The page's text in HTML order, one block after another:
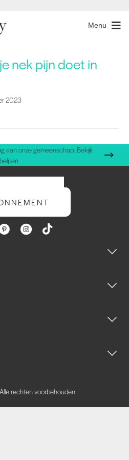
Menu
nek pijn doet in
2023
aan onze gemeenschap. Bekijk
rechten voorbehouden